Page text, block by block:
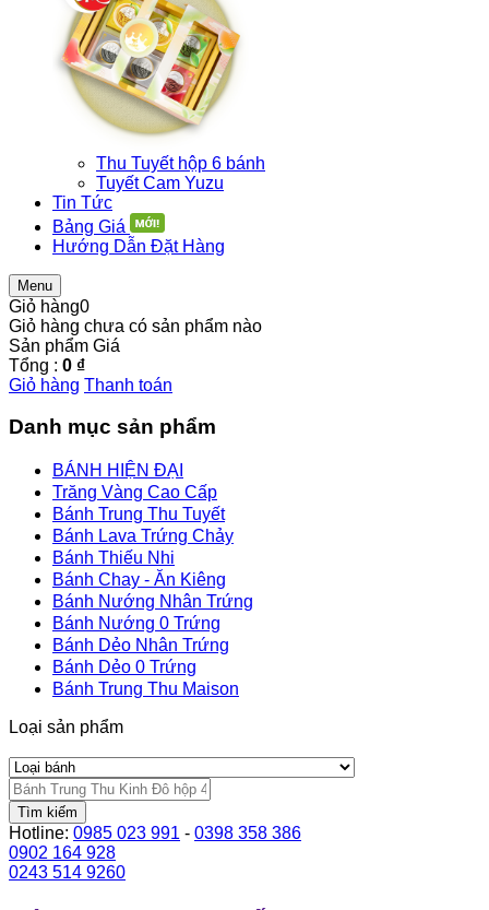
Thu Tuyết hộp 6 bánh
Tuyết Cam Yuzu
Tin Tức
Bảng Giá
Hướng Dẫn Đặt Hàng
Menu
Giỏ hàng0
Giỏ hàng chưa có sản phẩm nào
Sản phẩm Giá
Tổng : 0 ₫
Giỏ hàng Thanh toán
Danh mục sản phẩm
BÁNH HIỆN ĐẠI
Trăng Vàng Cao Cấp
Bánh Trung Thu Tuyết
Bánh Lava Trứng Chảy
Bánh Thiếu Nhi
Bánh Chay - Ăn Kiêng
Bánh Nướng Nhân Trứng
Bánh Nướng 0 Trứng
Bánh Dẻo Nhân Trứng
Bánh Dẻo 0 Trứng
Bánh Trung Thu Maison
Loại sản phẩm
Tìm kiếm
Hotline: 0985 023 991 - 0398 358 386
0902 164 928
0243 514 9260